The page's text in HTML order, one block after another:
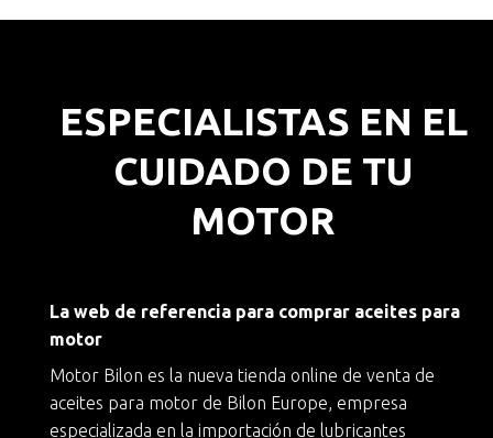
ESPECIALISTAS EN EL
CUIDADO DE TU
MOTOR
La web de referencia para comprar aceites para
motor
Motor Bilon es la nueva tienda online de venta de
aceites para motor de Bilon Europe, empresa
especializada en la importación de lubricantes